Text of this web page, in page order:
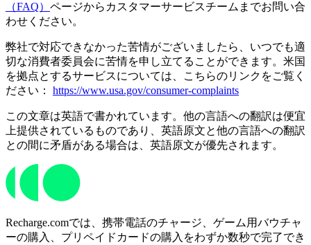
（FAQ） ページからカスタマーサービスチームまでお問い合
わせください。
弊社で対応できなかった苦情がございましたら、いつでも適
切な消費者委員会に苦情を申し立てることができます。米国
を拠点とするサービスについては、こちらのリンクをご覧く
ださい： https://www.usa.gov/consumer-complaints
この文章は英語で書かれています。他の言語への翻訳は便宜
上提供されているものであり、英語原文と他の言語への翻訳
との間に矛盾がある場合は、英語原文が優先されます。
Recharge.comでは、携帯電話のチャージ、ゲーム用バウチャ
ーの購入、プリペイドカードの購入をわずか数秒で完了でき